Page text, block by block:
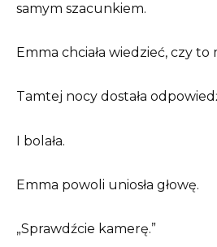
samym szacunkiem.
Emma chciała wiedzieć, czy to
Tamtej nocy dostała
I bolała.
Emma powoli uniosła głowę.
„Sprawdźcie kamerę.”